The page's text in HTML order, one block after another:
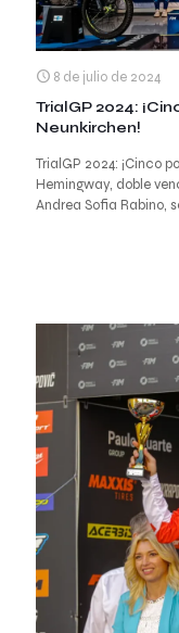
8 de julio de 2024
TrialGP 2024:
Neunkirchen!
TrialGP 2024: ¡Cinco
Hemingway, doble
Andrea Sofia Rabino,